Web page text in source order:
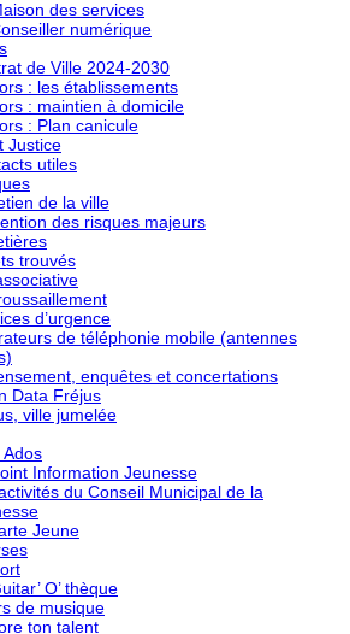
des services
numérique
de Ville 2024-2030
: les établissements
: maintien à domicile
: Plan canicule
Justice
utiles
de la ville
des risques majeurs
trouvés
d’urgence
de téléphonie mobile (antennes
enquêtes et concertations
Data Fréjus
ville jumelée
Ados
Information Jeunesse
du Conseil Municipal de la
Jeune
O’ thèque
de musique
ton talent